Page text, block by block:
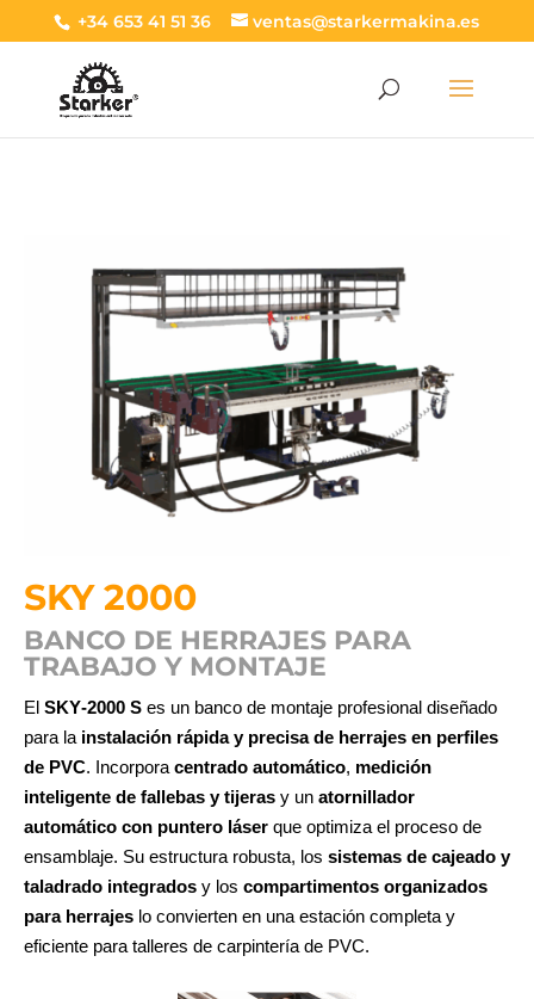
+34 653 41 51 36 ventas@starkermakina.es
SKY 2000
BANCO DE HERRAJES PARA
TRABAJO Y MONTAJE
El SKY‑2000 S es un banco de montaje profesional diseñado
para la instalación rápida y precisa de herrajes en perfiles
de PVC. Incorpora centrado automático, medición
inteligente de fallebas y tijeras y un atornillador
automático con puntero láser que optimiza el proceso de
ensamblaje. Su estructura robusta, los sistemas de cajeado y
taladrado integrados y los compartimentos organizados
para herrajes lo convierten en una estación completa y
eficiente para talleres de carpintería de PVC.